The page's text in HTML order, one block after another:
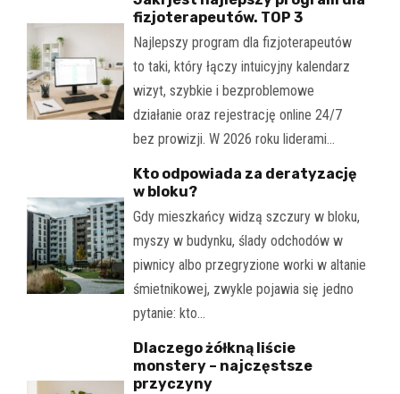
fizjoterapeutów. TOP 3
Najlepszy program dla fizjoterapeutów
to taki, który łączy intuicyjny kalendarz
wizyt, szybkie i bezproblemowe
działanie oraz rejestrację online 24/7
bez prowizji. W 2026 roku liderami…
Kto odpowiada za deratyzację
w bloku?
Gdy mieszkańcy widzą szczury w bloku,
myszy w budynku, ślady odchodów w
piwnicy albo przegryzione worki w altanie
śmietnikowej, zwykle pojawia się jedno
pytanie: kto…
Dlaczego żółkną liście
monstery – najczęstsze
przyczyny